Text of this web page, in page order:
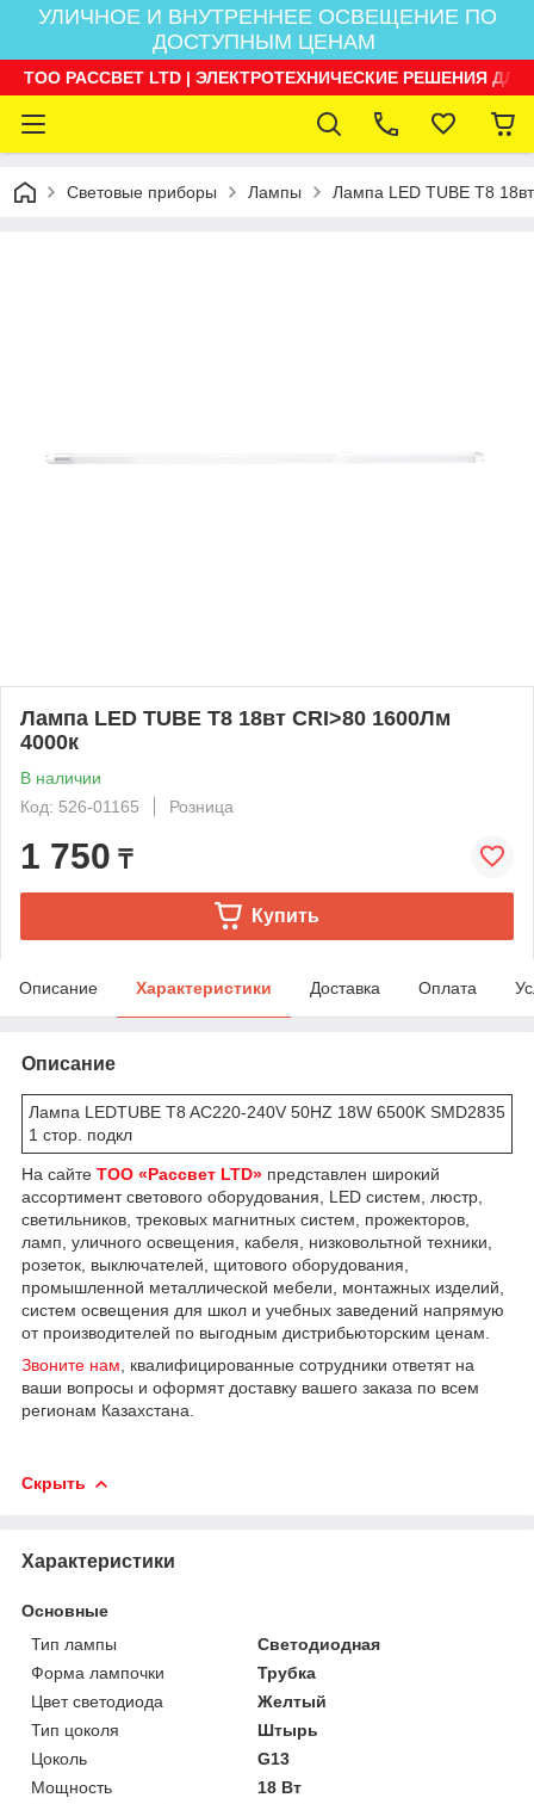
УЛИЧНОЕ И ВНУТРЕННЕЕ ОСВЕЩЕНИЕ ПО
ДОСТУПНЫМ ЦЕНАМ
ТОО РАССВЕТ LTD | ЭЛЕКТРОТЕХНИЧЕСКИЕ РЕШЕНИЯ
Световые приборы Лампы Лампа LED TUBE T8
Лампа LED TUBE T8 18вт CRI>80 1600Лм
4000к
В наличии
Код: 526-01165
Розница
1 750 ₸
Купить
Описание Характеристики Доставка Оплата
Описание
Лампа LEDTUBE T8 AC220-240V 50HZ 18W 6500K SMD2835
1 стор. подкл
На сайте ТОО «Рассвет LTD» представлен широкий
ассортимент светового оборудования, LED систем, люстр,
светильников, трековых магнитных систем, прожекторов,
ламп, уличного освещения, кабеля, низковольтной техники,
розеток, выключателей, щитового оборудования,
промышленной металлической мебели, монтажных изделий,
систем освещения для школ и учебных заведений напрямую
от производителей по выгодным дистрибьюторским ценам.
Звоните нам , квалифицированные сотрудники ответят на
ваши вопросы и оформят доставку вашего заказа по всем
регионам Казахстана.
Скрыть
Характеристики
Основные
Тип лампы
Светодиодная
Форма лампочки
Трубка
Цвет светодиода
Желтый
Тип цоколя
Штырь
Цоколь
G13
Мощность
18 Вт